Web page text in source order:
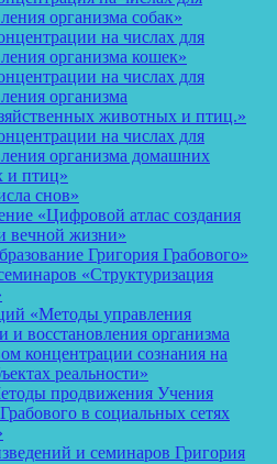
организма собак»
на числах для
организма кошек»
на числах для
организма
животных и птиц.»
на числах для
организма домашних
и птиц»
снов»
«Цифровой атлас создания
вечной жизни»
Григория Грабового»
«Структуризация
«Методы управления
и восстановления организма
концентрации сознания на
реальности»
продвижения Учения
в социальных сетях
и семинаров Григория